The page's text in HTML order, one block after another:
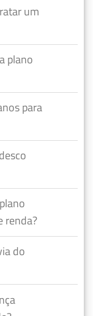
um
plano
para
renda?
do